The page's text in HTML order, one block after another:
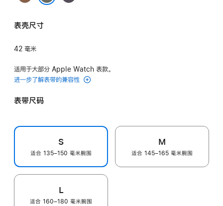
色
表壳尺寸
42 毫米
适用于大部分 Apple Watch 表款。
进一步了解表带的兼容性
表带尺码
S
适合 135–150 毫米腕围
M
适合 145–165 毫米腕围
L
适合 160–180 毫米腕围